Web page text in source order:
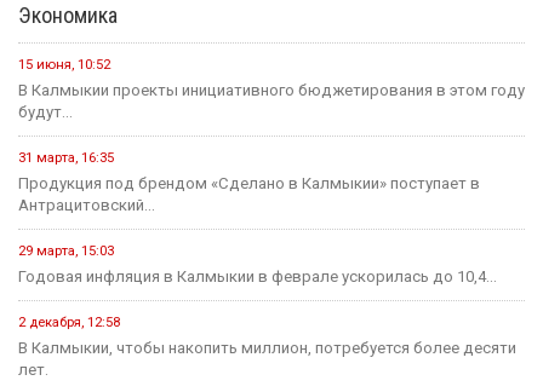
Экономика
15 июня, 10:52
В Калмыкии проекты инициативного бюджетирования в этом году
будут...
31 марта, 16:35
Продукция под брендом «Сделано в Калмыкии» поступает в
Антрацитовский...
29 марта, 15:03
Годовая инфляция в Калмыкии в феврале ускорилась до 10,4...
2 декабря, 12:58
В Калмыкии, чтобы накопить миллион, потребуется более десяти
лет.